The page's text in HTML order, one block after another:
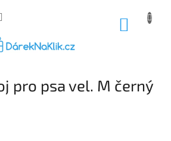
pro psa vel. M černý